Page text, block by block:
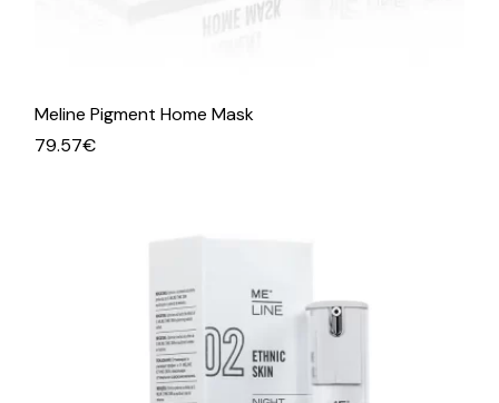
Meline Pigment Home Mask
79.57€